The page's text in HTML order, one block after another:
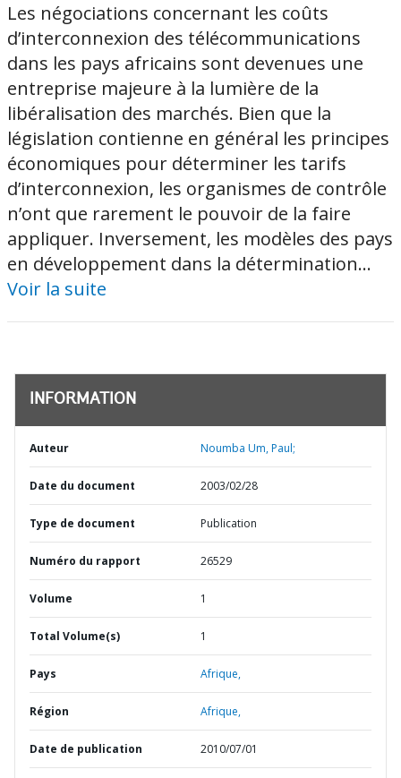
Les négociations concernant les coûts
d’interconnexion des télécommunications
dans les pays africains sont devenues une
entreprise majeure à la lumière de la
libéralisation des marchés. Bien que la
législation contienne en général les principes
économiques pour déterminer les tarifs
d’interconnexion, les organismes de contrôle
n’ont que rarement le pouvoir de la faire
appliquer. Inversement, les modèles des pays
en développement dans la détermination...
Voir la suite
INFORMATION
Auteur Noumba Um, Paul;
Date du document 2003/02/28
Type de document Publication
Numéro du rapport 26529
Volume 1
Total Volume(s) 1
Pays Afrique,
Région Afrique,
Date de publication 2010/07/01